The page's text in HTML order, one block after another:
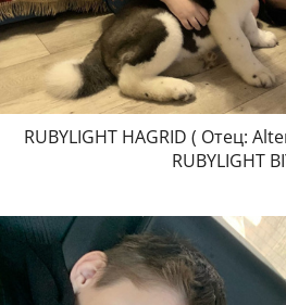
RUBYLIGHT HAGRID ( Отец:
RUBYLIGHT